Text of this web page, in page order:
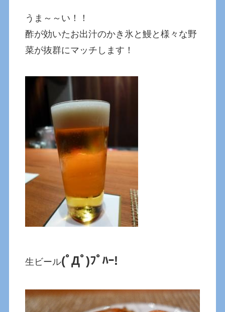
うま～～い！！
酢が効いたお出汁のかき氷と鰻と様々な野
菜が抜群にマッチします！
生ビール(ﾟДﾟ)ﾌﾟﾊｰ!